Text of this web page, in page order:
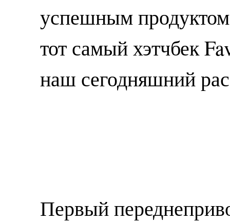
успешным продуктом
тот самый хэтчбек
наш сегодняшний
Первый